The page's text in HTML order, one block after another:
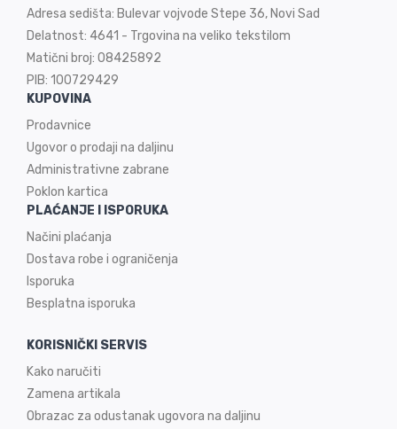
Adresa sedišta: Bulevar vojvode Stepe 36, Novi Sad
Delatnost: 4641 - Trgovina na veliko tekstilom
Matični broj: 08425892
PIB: 100729429
KUPOVINA
Prodavnice
Ugovor o prodaji na daljinu
Administrativne zabrane
Poklon kartica
PLAĆANJE I ISPORUKA
Načini plaćanja
Dostava robe i ograničenja
Isporuka
Besplatna isporuka
KORISNIČKI SERVIS
Kako naručiti
Zamena artikala
Obrazac za odustanak ugovora na daljinu